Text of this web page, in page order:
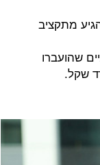
מתקציב
שהועברו
שקל.